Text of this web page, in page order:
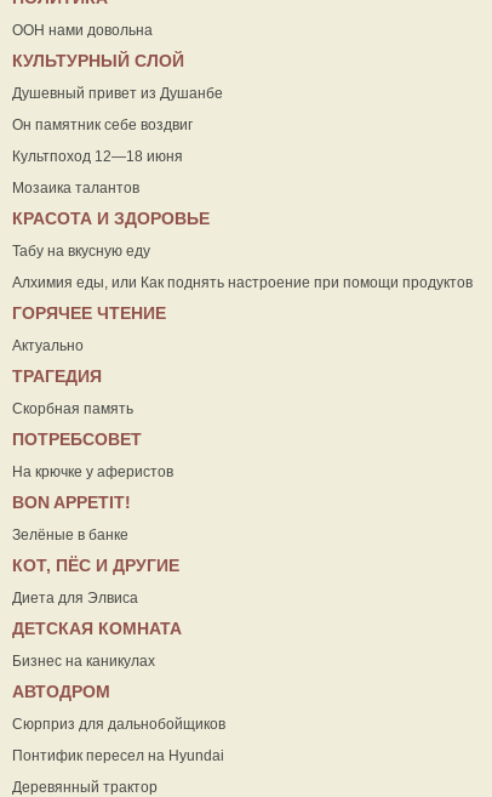
ООН нами довольна
КУЛЬТУРНЫЙ СЛОЙ
Душевный привет из Душанбе
Он памятник себе воздвиг
Культпоход 12—18 июня
Мозаика талантов
КРАСОТА И ЗДОРОВЬЕ
Табу на вкусную еду
Алхимия еды, или Как поднять настроение при помощи продуктов
ГОРЯЧЕЕ ЧТЕНИЕ
Актуально
ТРАГЕДИЯ
Скорбная память
ПОТРЕБСОВЕТ
На крючке у аферистов
ВON APPETIT!
Зелёные в банке
КОТ, ПЁС И ДРУГИЕ
Диета для Элвиса
ДЕТСКАЯ КОМНАТА
Бизнес на каникулах
АВТОДРОМ
Сюрприз для дальнобойщиков
Понтифик пересел на Hyundai
Деревянный трактор